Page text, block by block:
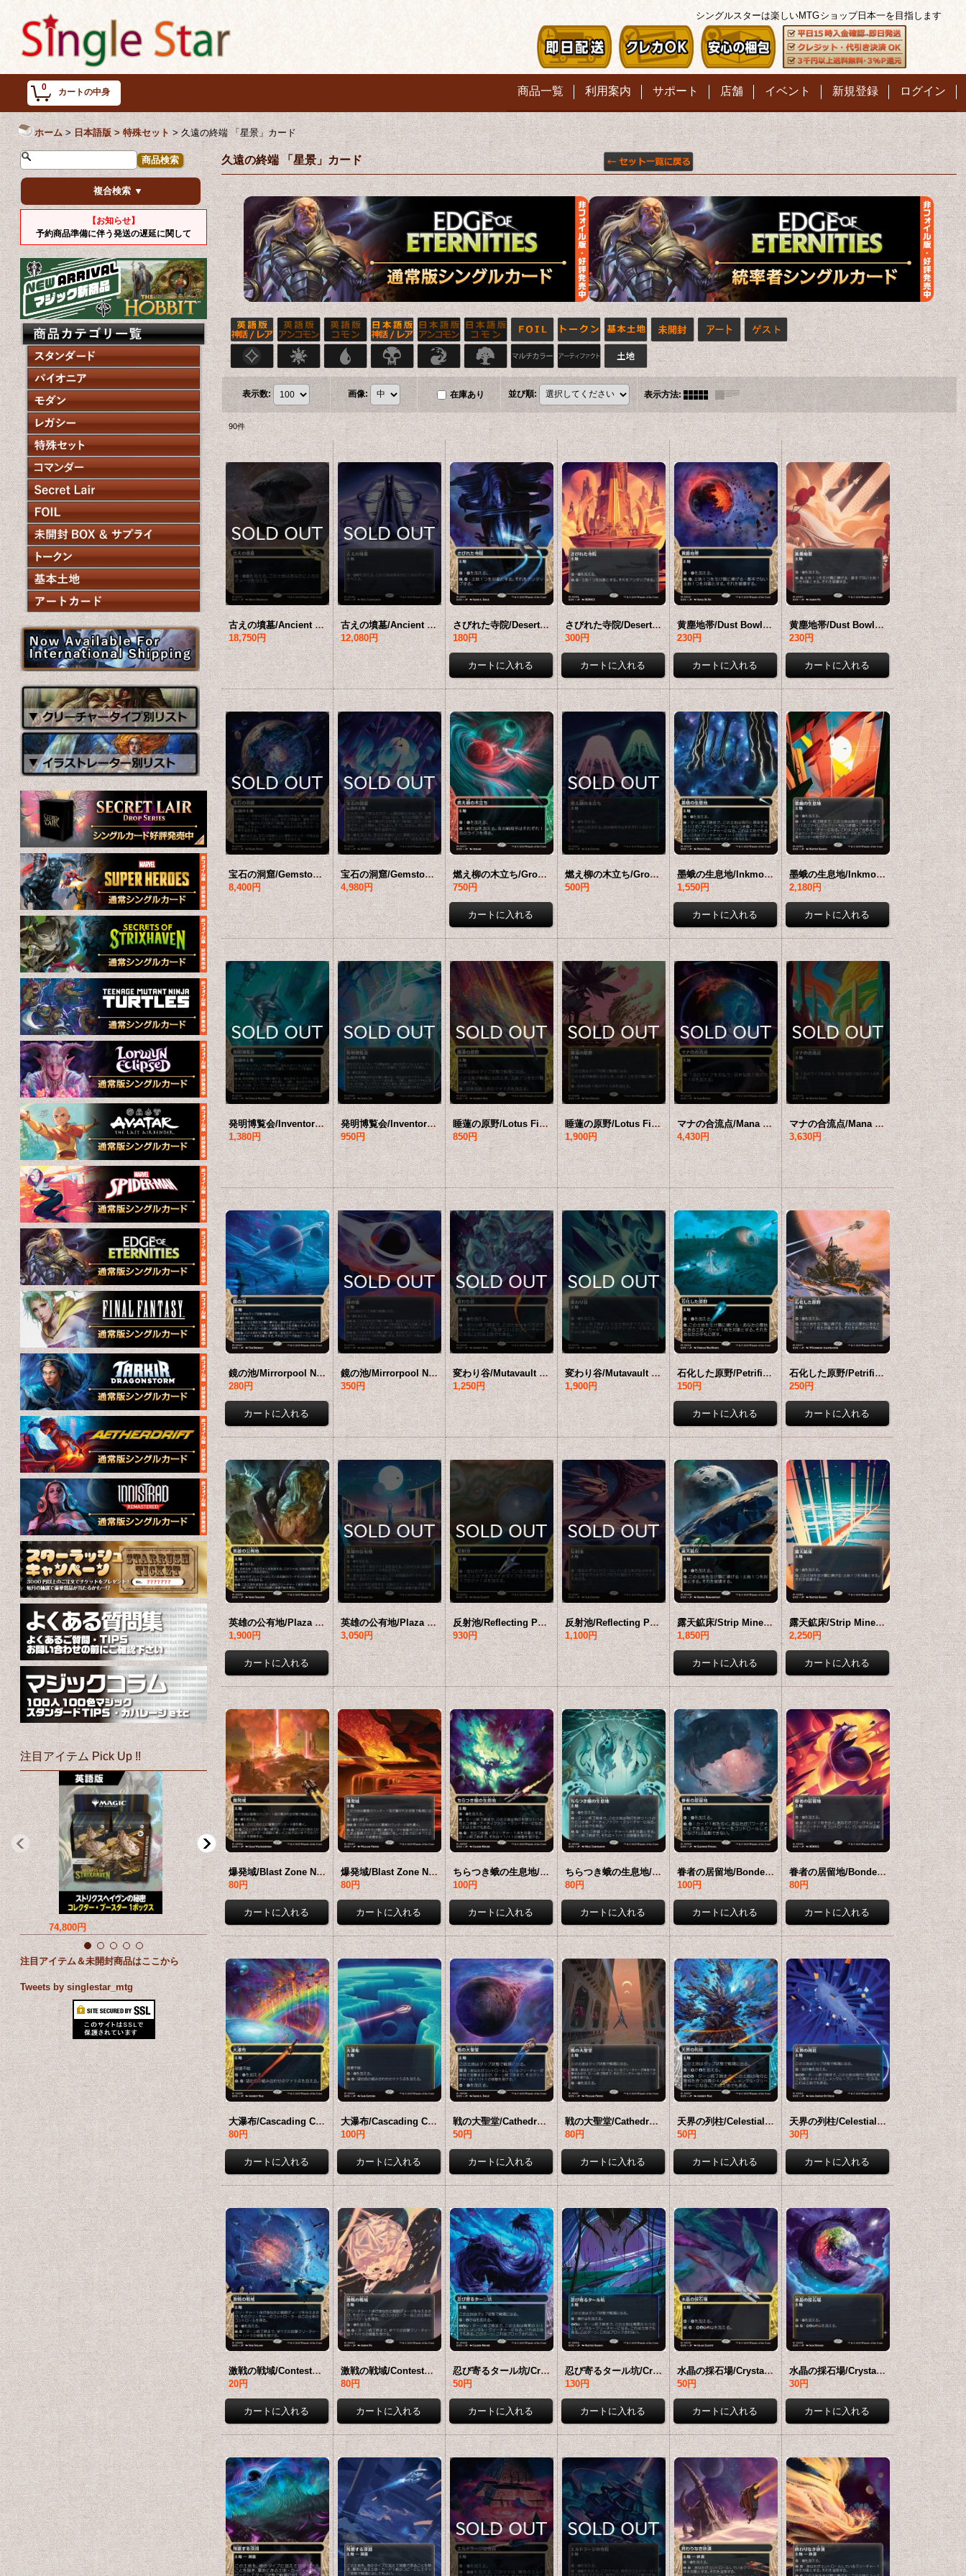
0 カートの中身
シングルスターは楽しいMTGショップ日本一を目指します
ログイン
新規登録
イベント
店舗
サポート
利用案内
商品一覧
ホーム > 日本語版 > 特殊セット > 久遠の終端 「星景」カード
複合検索 ▼
【お知らせ】
予約商品準備に伴う発送の遅延に関して
注目アイテム Pick Up !!
74,800円 69,800円 22,800円 22,800円 18,800円
注目アイテム＆未開封商品はここから
Tweets by singlestar_mtg
久遠の終端 「星景」カード
表示数: 画像: 在庫あり 並び順: 表示方法:
90件
古えの墳墓/Ancient Tomb No.001 (ショーケース版) 【日本語版】 [EOS-土地MR]*詳細要確認
18,750円
古えの墳墓/Ancient Tomb No.046 (全面アート版) 【日本語版】 [EOS-土地MR]*詳細要確認
12,080円
さびれた寺院/Deserted Temple No.011 (ショーケース版) 【日本語版】 [EOS-土地MR]*詳細要確認
180円
さびれた寺院/Deserted Temple No.056 (全面アート版) 【日本語版】 [EOS-土地MR]*詳細要確認
300円
黄塵地帯/Dust Bowl No.012 (ショーケース版) 【日本語版】 [EOS-土地MR]*詳細要確認
230円
黄塵地帯/Dust Bowl No.057 (全面アート版) 【日本語版】 [EOS-土地MR]*詳細要確認
230円
宝石の洞窟/Gemstone Caverns No.016 (ショーケース版) 【日本語版】 [EOS-土地MR]*詳細要確認
8,400円
宝石の洞窟/Gemstone Caverns No.061 (全面アート版) 【日本語版】 [EOS-土地MR]*詳細要確認
4,980円
燃え柳の木立ち/Grove of the Burnwillows No.017 (ショーケース版) 【日本語版】 [EOS-土地MR]*詳細要確認
750円
燃え柳の木立ち/Grove of the Burnwillows No.062 (全面アート版) 【日本語版】 [EOS-土地MR]*詳細要確認
500円
墨蛾の生息地/Inkmoth Nexus No.020 (ショーケース版) 【日本語版】 [EOS-土地MR]*詳細要確認
1,550円
墨蛾の生息地/Inkmoth Nexus No.065 (全面アート版) 【日本語版】 [EOS-土地MR]*詳細要確認
2,180円
発明博覧会/Inventors' Fair No.021 (ショーケース版) 【日本語版】 [EOS-土地MR]*詳細要確認
1,380円
発明博覧会/Inventors' Fair No.066 (全面アート版) 【日本語版】 [EOS-土地MR]*詳細要確認
950円
睡蓮の原野/Lotus Field No.023 (ショーケース版) 【日本語版】 [EOS-土地MR]*詳細要確認
850円
睡蓮の原野/Lotus Field No.068 (全面アート版) 【日本語版】 [EOS-土地MR]*詳細要確認
1,900円
マナの合流点/Mana Confluence No.025 (ショーケース版) 【日本語版】 [EOS-土地MR]*詳細要確認
4,430円
マナの合流点/Mana Confluence No.070 (全面アート版) 【日本語版】 [EOS-土地MR]*詳細要確認
3,630円
鏡の池/Mirrorpool No.027 (ショーケース版) 【日本語版】 [EOS-土地MR]*詳細要確認
280円
鏡の池/Mirrorpool No.072 (全面アート版) 【日本語版】 [EOS-土地MR]*詳細要確認
350円
変わり谷/Mutavault No.028 (ショーケース版) 【日本語版】 [EOS-土地MR]*詳細要確認
1,250円
変わり谷/Mutavault No.073 (全面アート版) 【日本語版】 [EOS-土地MR]*詳細要確認
1,900円
石化した原野/Petrified Field No.032 (ショーケース版) 【日本語版】 [EOS-土地MR]*詳細要確認
150円
石化した原野/Petrified Field No.077 (全面アート版) 【日本語版】 [EOS-土地MR]*詳細要確認
250円
英雄の公有地/Plaza of Heroes No.033 (ショーケース版) 【日本語版】 [EOS-土地MR]*詳細要確認
1,900円
英雄の公有地/Plaza of Heroes No.078 (全面アート版) 【日本語版】 [EOS-土地MR]*詳細要確認
3,050円
反射池/Reflecting Pool No.036 (ショーケース版) 【日本語版】 [EOS-土地MR]*詳細要確認
930円
反射池/Reflecting Pool No.081 (全面アート版) 【日本語版】 [EOS-土地MR]*詳細要確認
1,100円
露天鉱床/Strip Mine No.040 (ショーケース版) 【日本語版】 [EOS-土地MR]*詳細要確認
1,850円
露天鉱床/Strip Mine No.085 (全面アート版) 【日本語版】 [EOS-土地MR]*詳細要確認
2,250円
爆発域/Blast Zone No.002 (ショーケース版) 【日本語版】 [EOS-土地R]*詳細要確認
80円
爆発域/Blast Zone No.047 (全面アート版) 【日本語版】 [EOS-土地R]*詳細要確認
80円
ちらつき蛾の生息地/Blinkmoth Nexus No.003 (ショーケース版) 【日本語版】 [EOS-土地R]*詳細要確認
100円
ちらつき蛾の生息地/Blinkmoth Nexus No.048 (全面アート版) 【日本語版】 [EOS-土地R]*詳細要確認
80円
眷者の居留地/Bonders' Enclave No.004 (ショーケース版) 【日本語版】 [EOS-土地R]*詳細要確認
100円
眷者の居留地/Bonders' Enclave No.049 (全面アート版) 【日本語版】 [EOS-土地R]*詳細要確認
80円
大瀑布/Cascading Cataracts No.005 (ショーケース版) 【日本語版】 [EOS-土地R]*詳細要確認
80円
大瀑布/Cascading Cataracts No.050 (全面アート版) 【日本語版】 [EOS-土地R]*詳細要確認
100円
戦の大聖堂/Cathedral of War No.006 (ショーケース版) 【日本語版】 [EOS-土地R]*詳細要確認
50円
戦の大聖堂/Cathedral of War No.051 (全面アート版) 【日本語版】 [EOS-土地R]*詳細要確認
80円
天界の列柱/Celestial Colonnade No.007 (ショーケース版) 【日本語版】 [EOS-土地R]*詳細要確認
50円
天界の列柱/Celestial Colonnade No.052 (全面アート版) 【日本語版】 [EOS-土地R]*詳細要確認
30円
激戦の戦域/Contested War Zone No.008 (ショーケース版) 【日本語版】 [EOS-土地R]*詳細要確認
20円
激戦の戦域/Contested War Zone No.053 (全面アート版) 【日本語版】 [EOS-土地R]*詳細要確認
80円
忍び寄るタール坑/Creeping Tar Pit No.009 (ショーケース版) 【日本語版】 [EOS-土地R]*詳細要確認
50円
忍び寄るタール坑/Creeping Tar Pit No.054 (全面アート版) 【日本語版】 [EOS-土地R]*詳細要確認
130円
水晶の採石場/Crystal Quarry No.010 (ショーケース版) 【日本語版】 [EOS-土地R]*詳細要確認
50円
水晶の採石場/Crystal Quarry No.055 (全面アート版) 【日本語版】 [EOS-土地R]*詳細要確認
30円